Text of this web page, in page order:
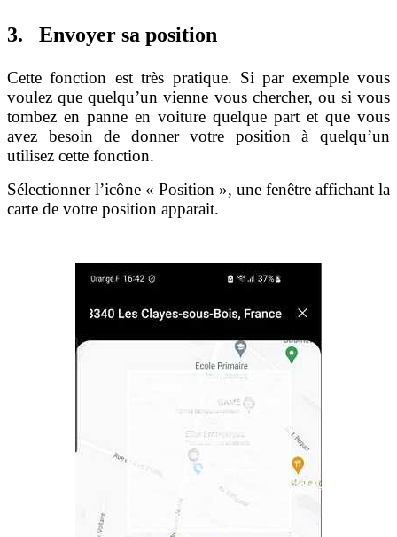
3. Envoyer sa position
Cette fonction est très pratique. Si par exemple vous
voulez que quelqu’un vienne vous chercher, ou si vous
tombez en panne en voiture quelque part et que vous
avez besoin de donner votre position à quelqu’un
utilisez cette fonction.
Sélectionner l’icône « Position », une fenêtre affichant la
carte de votre position apparait.